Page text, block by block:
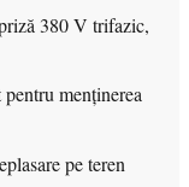
380 V trifazic,
menținerea
pe teren